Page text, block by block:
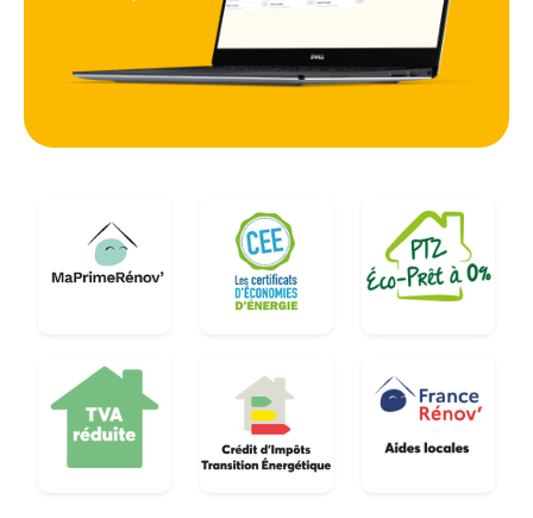
ventilation dans le Cher, c'est prendre le risque de
voir sa facture de chauffage augmenter et sa
santé se détériorer face aux polluants intérieurs
accumulés.